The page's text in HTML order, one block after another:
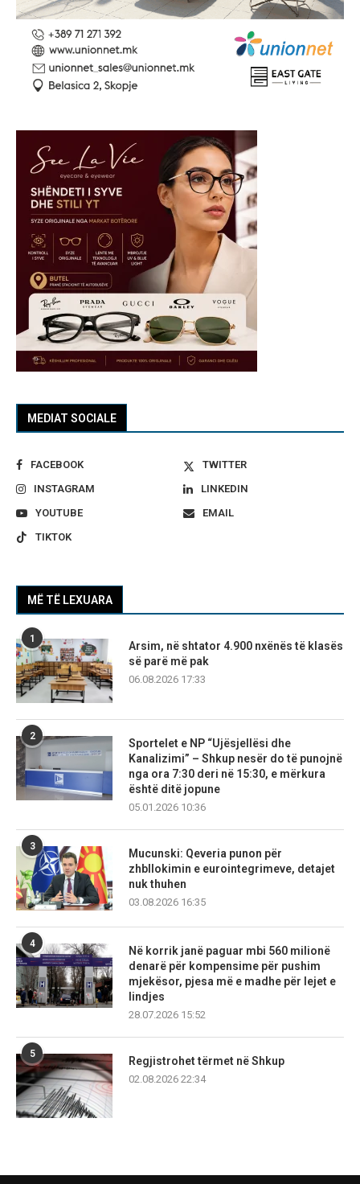
MEDIAT SOCIALE
FACEBOOK
TWITTER
INSTAGRAM
LINKEDIN
YOUTUBE
EMAIL
TIKTOK
MË TË LEXUARA
1
Arsim, në shtator 4.900 nxënës të klasës
së parë më pak
06.08.2026 17:33
2
Sportelet e NP “Ujësjellësi dhe
Kanalizimi” – Shkup nesër do të punojnë
nga ora 7:30 deri në 15:30, e mërkura
është ditë jopune
05.01.2026 10:36
3
Mucunski: Qeveria punon për
zhbllokimin e eurointegrimeve, detajet
nuk thuhen
03.08.2026 16:35
4
Në korrik janë paguar mbi 560 milionë
denarë për kompensime për pushim
mjekësor, pjesa më e madhe për lejet e
lindjes
28.07.2026 15:52
5
Regjistrohet tërmet në Shkup
02.08.2026 22:34